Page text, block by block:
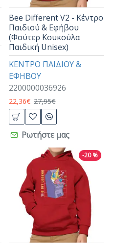
ΚΕΝΤΡΟ ΠΑΙΔΙΟΥ &
ΕΦΗΒΟΥ
2200000036926
Bee Different V2 - Κέντρο
Παιδιού & Εφήβου
(Φούτερ Κουκούλα
Παιδική Unisex)
22,36€ 27,95€
Ρωτήστε μας
-20 %